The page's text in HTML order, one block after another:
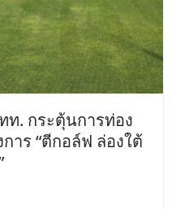
ท. กระตุ้นการท่อง
าร “ตีกอล์ฟ ล่องใต้